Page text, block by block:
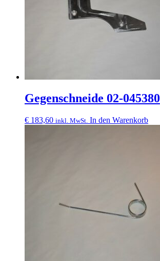
Gegenschneide 02-045380
€ 183,60 inkl. MwSt. In den Warenkorb